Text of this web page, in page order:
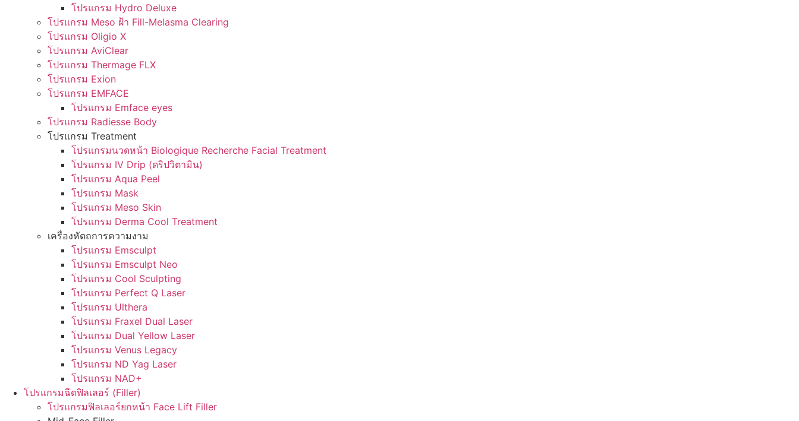
โปรแกรม Hydro Deluxe
โปรแกรม Meso ฝ้า Fill-Melasma Clearing
โปรแกรม Oligio X
โปรแกรม AviClear
โปรแกรม Thermage FLX
โปรแกรม Exion
โปรแกรม EMFACE
โปรแกรม Emface eyes
โปรแกรม Radiesse Body
โปรแกรม Treatment
โปรแกรมนวดหน้า Biologique Recherche Facial Treatment
โปรแกรม IV Drip (ดริปวิตามิน)
โปรแกรม Aqua Peel
โปรแกรม Mask
โปรแกรม Meso Skin
โปรแกรม Derma Cool Treatment
เครื่องหัตถการความงาม
โปรแกรม Emsculpt
โปรแกรม Emsculpt Neo
โปรแกรม Cool Sculpting
โปรแกรม Perfect Q Laser
โปรแกรม Ulthera
โปรแกรม Fraxel Dual Laser
โปรแกรม Dual Yellow Laser
โปรแกรม Venus Legacy
โปรแกรม ND Yag Laser
โปรแกรม NAD+
โปรแกรมฉีดฟิลเลอร์ (Filler)
โปรแกรมฟิลเลอร์ยกหน้า Face Lift Filler